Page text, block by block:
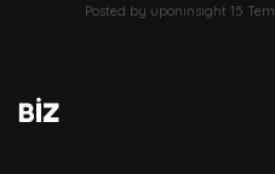
Posted by uponinsight 15 Tem
BİZ